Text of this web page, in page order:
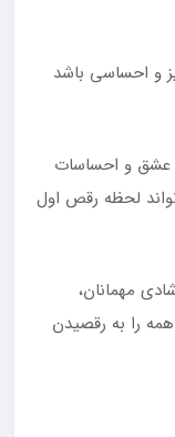
و احساسی باشد
عشق و احساسات
لحظه رقص اول
مهمانان،
را به رقصیدن